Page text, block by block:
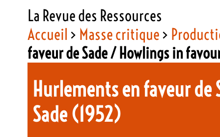
La Revue des Ressources
Accueil > Masse critique>
faveur de Sade / Howlings in
Hurlements en faveur
Sade (1952)